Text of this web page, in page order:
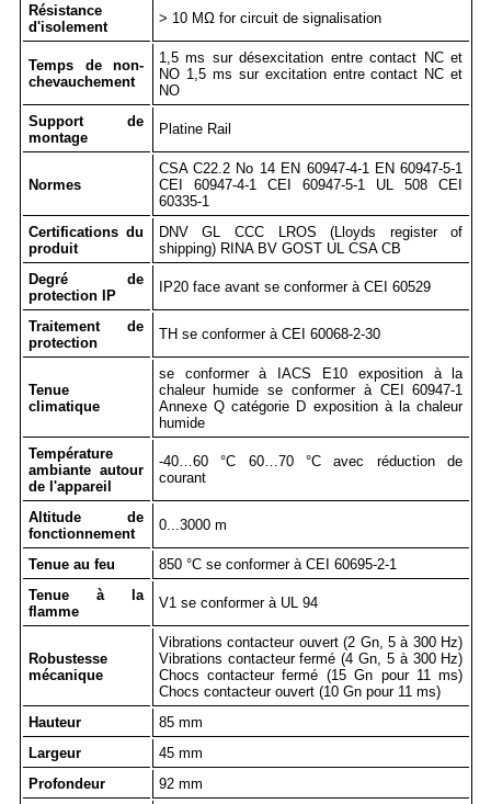
Résistance
d'isolement
> 10 MΩ for circuit de signalisation
Temps de non-
chevauchement
1,5 ms sur désexcitation entre contact NC et
NO 1,5 ms sur excitation entre contact NC et
NO
Support de
montage
Platine Rail
Normes
CSA C22.2 No 14 EN 60947-4-1 EN 60947-5-1
CEI 60947-4-1 CEI 60947-5-1 UL 508 CEI
60335-1
Certifications du
produit
DNV GL CCC LROS (Lloyds register of
shipping) RINA BV GOST UL CSA CB
Degré de
protection IP
IP20 face avant se conformer à CEI 60529
Traitement de
protection
TH se conformer à CEI 60068-2-30
Tenue
climatique
se conformer à IACS E10 exposition à la
chaleur humide se conformer à CEI 60947-1
Annexe Q catégorie D exposition à la chaleur
humide
Température
ambiante autour
de l'appareil
-40…60 °C 60…70 °C avec réduction de
courant
Altitude de
fonctionnement
0...3000 m
Tenue au feu
850 °C se conformer à CEI 60695-2-1
Tenue à la
flamme
V1 se conformer à UL 94
Robustesse
mécanique
Vibrations contacteur ouvert (2 Gn, 5 à 300 Hz)
Vibrations contacteur fermé (4 Gn, 5 à 300 Hz)
Chocs contacteur fermé (15 Gn pour 11 ms)
Chocs contacteur ouvert (10 Gn pour 11 ms)
Hauteur
85 mm
Largeur
45 mm
Profondeur
92 mm